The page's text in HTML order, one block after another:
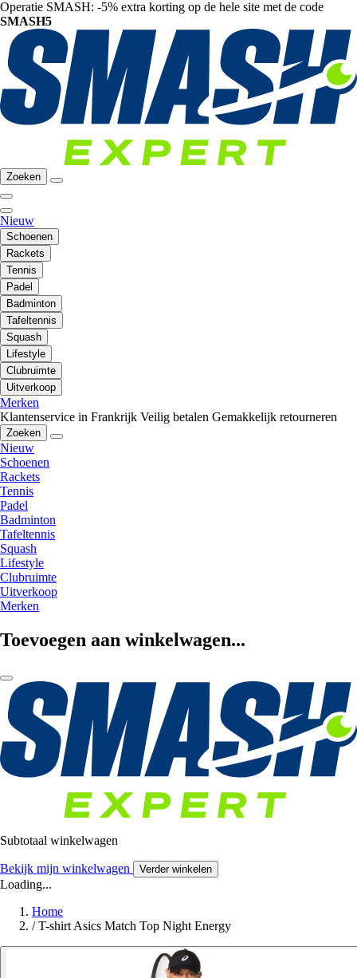
Operatie SMASH: -5% extra korting op de hele site met de code
SMASH5
Zoeken
Nieuw
Schoenen
Rackets
Tennis
Padel
Badminton
Tafeltennis
Squash
Lifestyle
Clubruimte
Uitverkoop
Merken
Klantenservice in Frankrijk Veilig betalen Gemakkelijk retourneren
Zoeken
Nieuw
Schoenen
Rackets
Tennis
Padel
Badminton
Tafeltennis
Squash
Lifestyle
Clubruimte
Uitverkoop
Merken
Toevoegen aan winkelwagen...
Subtotaal winkelwagen
Bekijk mijn winkelwagen Verder winkelen
Loading...
Home
/ T-shirt Asics Match Top Night Energy